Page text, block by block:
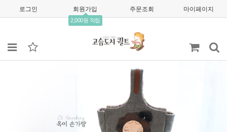
로그인 회원가입
2,000원 적립
주문조회 마이페이지